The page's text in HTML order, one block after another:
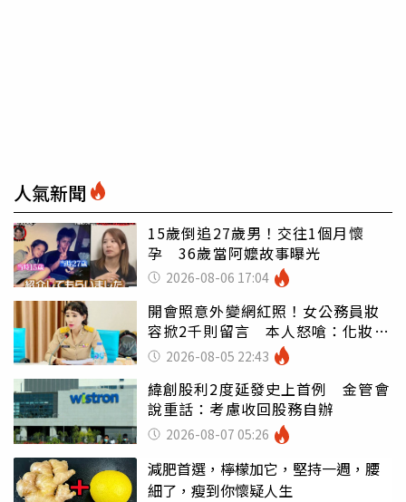
人氣新聞
15歲倒追27歲男！交往1個月懷
孕 36歲當阿嬤故事曝光
2026-08-06 17:04
開會照意外變網紅照！女公務員妝
容掀2千則留言 本人怒嗆：化妝有
錯嗎2026-08-05 22:43
緯創股利2度延發史上首例 金管會
說重話：考慮收回股務自辦
2026-08-07 05:26
減肥首選，檸檬加它，堅持一週，腰
細了，瘦到你懷疑人生